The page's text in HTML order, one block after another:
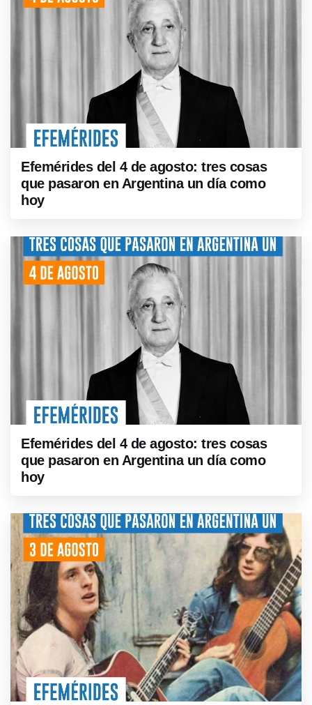
Efemérides del 4 de agosto: tres cosas
que pasaron en Argentina un día como
hoy
Efemérides del 4 de agosto: tres cosas
que pasaron en Argentina un día como
hoy